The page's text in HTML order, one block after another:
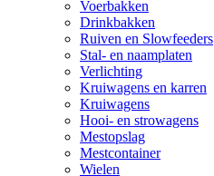
Voerbakken
Drinkbakken
Ruiven en Slowfeeders
Stal- en naamplaten
Verlichting
Kruiwagens en karren
Kruiwagens
Hooi- en strowagens
Mestopslag
Mestcontainer
Wielen